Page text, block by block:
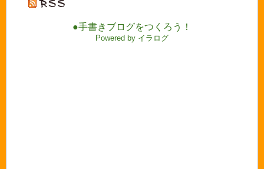
●手書きブログをつくろう！
Powered by イラログ